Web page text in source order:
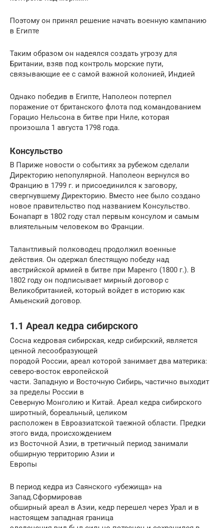
Поэтому он принял решение начать военную кампанию
в Египте
Таким образом он надеялся создать угрозу для
Британии, взяв под контроль морские пути,
связывающие ее с самой важной колонией, Индией
Однако победив в Египте, Наполеон потерпел
поражение от британского флота под командованием
Горацио Нельсона в битве при Ниле, которая
произошла 1 августа 1798 года.
Консульство
В Париже новости о событиях за рубежом сделали
Директорию непопулярной. Наполеон вернулся во
Францию в 1799 г. и присоединился к заговору,
свергнувшему Директорию. Вместо нее было создано
новое правительство под названием Консульство.
Бонапарт в 1802 году стал первым консулом и самым
влиятельным человеком во Франции.
Талантливый полководец продолжил военные
действия. Он одержал блестящую победу над
австрийской армией в битве при Маренго (1800 г.). В
1802 году он подписывает мирный договор с
Великобританией, который войдет в историю как
Амьенский договор.
1.1 Ареал кедра сибирского
Сосна кедровая сибирская, кедр сибирский, является
ценной лесообразующей
породой России, ареал которой занимает два материка:
северо-восток европейской
части. Западную и Восточную Сибирь, частично выходит
за пределы России в
Северную Монголию и Китай. Ареал кедра сибирского
широтный, бореальный, целиком
расположен в Евроазиатской таежной области. Предки
этого вида, происхождением
из Восточной Азии, в третичный период занимали
обширную территорию Азии и
Европы
В период кедра из Саянского «убежища» на
Запад.Сформировав
обширный ареал в Азии, кедр перешел через Урал и в
настоящем западная граница